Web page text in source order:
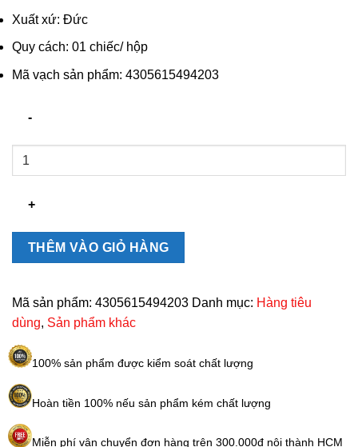
Xuất xứ: Đức
Quy cách: 01 chiếc/ hộp
Mã vạch sản phẩm: 4305615494203
Máy
Mũi
Nôi
Địa
Chính
Hãng
lượng
THÊM VÀO GIỎ HÀNG
Mã sản phẩm: 4305615494203 Danh mục: Hàng tiêu
dùng, Sản phẩm khác
100% sản phẩm được kiểm soát chất lượng
Hoàn tiền 100% nếu sản phẩm kém chất lượng
Miễn phí vận chuyển đơn hàng trên 300.000đ nội thành HCM